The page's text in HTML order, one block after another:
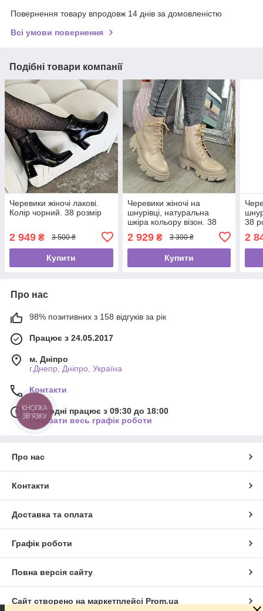
Повернення товару впродовж 14 днів за домовленістю
Всі умови повернення
Подібні товари компанії
Черевики жіночі лакові.
Колір чорний. 38 розмір
2 949 ₴ 3 500 ₴
Купити
Черевики жіночі на
шнурівці, натуральна
шкіра кольору візон. 38
2 929₴ 3 300 ₴
Купити
38
2
Про нас
98% позитивних з 158 відгуків за рік
Працює з 24.05.2017
м. Дніпро
г.Днепр, Дніпро, Україна
Контакти
Сьогодні працює з 09:30 до 18:00
Показати весь графік роботи
Про нас
Контакти
Доставка та оплата
Графік роботи
Повна версія сайту
Сайт створено на маркетплейсі Prom.ua
КНОПКА
ЗВ'ЯЗКУ